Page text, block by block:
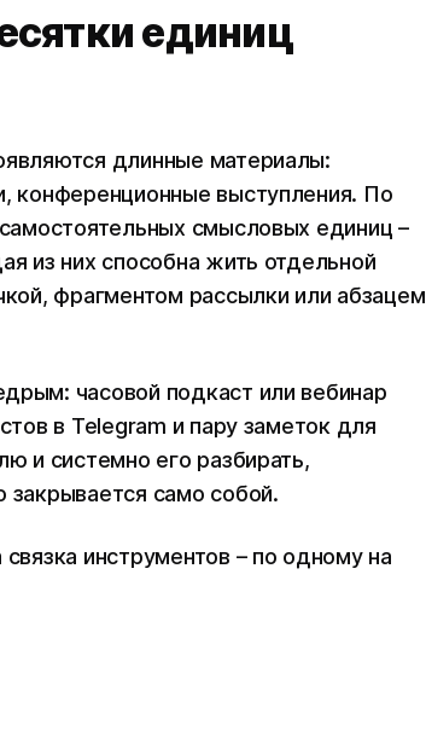
единиц
длинные материалы:
конференционные выступления. По
смысловых единиц –
из них способна жить отдельной
фрагментом рассылки или абзацем
часовой подкаст или вебинар
в Telegram и пару заметок для
и системно его разбирать,
закрывается само собой.
инструментов – по одному на